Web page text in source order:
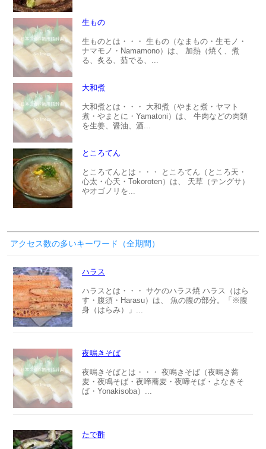
生もの
生ものとは・・・ 生もの（なまもの・生モノ・
ナマモノ・Namamono）は、 加熱（焼く、煮
る、炙る、茹でる、...
大和煮
大和煮とは・・・ 大和煮（やまと煮・ヤマト
煮・やまとに・Yamatoni）は、 牛肉などの肉類
を生姜、醤油、酒...
ところてん
ところてんとは・・・ ところてん（ところ天・
心太・心天・Tokoroten）は、 天草（テングサ）
やオゴノリを...
アクセス数の多いキーワード（全期間）
ハラス
ハラスとは・・・ サケのハラス焼 ハラス（はら
す・腹須・Harasu）は、 魚の腹の部分。「※腹
身（はらみ）」...
夜鳴きそば
夜鳴きそばとは・・・ 夜鳴きそば（夜鳴き蕎
麦・夜鳴そば・夜啼蕎麦・夜啼そば・よなきそ
ば・Yonakisoba）...
たで酢